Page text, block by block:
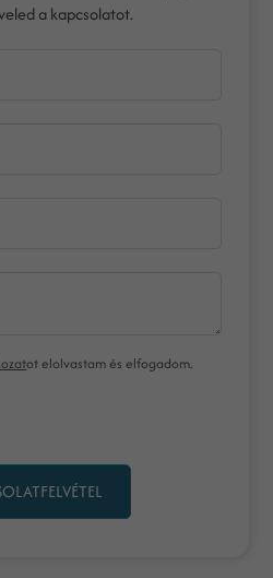
a kapcsolatot.
ot elolvastam és elfogadom.